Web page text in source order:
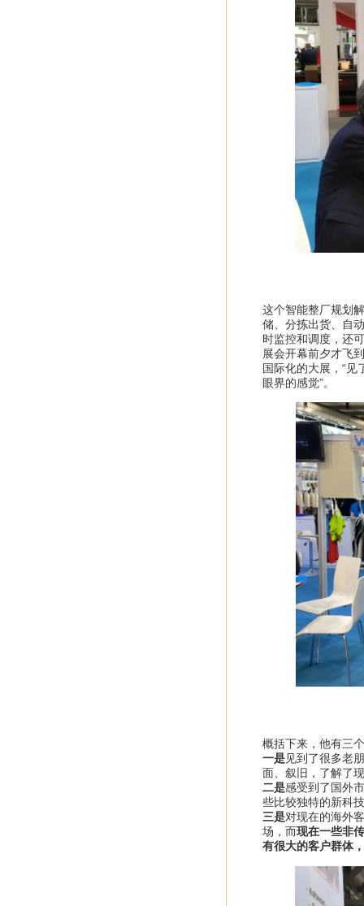
这个智能整厂规划
储、分拣出货、自
时监控和调度，还
展会开幕前夕才飞
国际化的大展，“
眼界的感觉”。
概括下来，他有三
一是见到了很多老
面、叙旧，了解了
二是感受到了国外
些比较独特的新科
三是对现在的海外
场，而现在一些非
有很大的客户群体